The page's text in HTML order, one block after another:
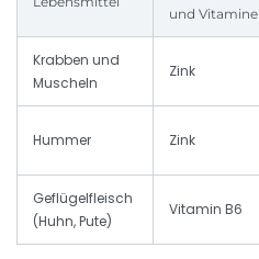
und Vitamine
Krabben und
Muscheln
Zink
Hummer Zink
Geflügelfleisch
(Huhn, Pute)
Vitamin B6